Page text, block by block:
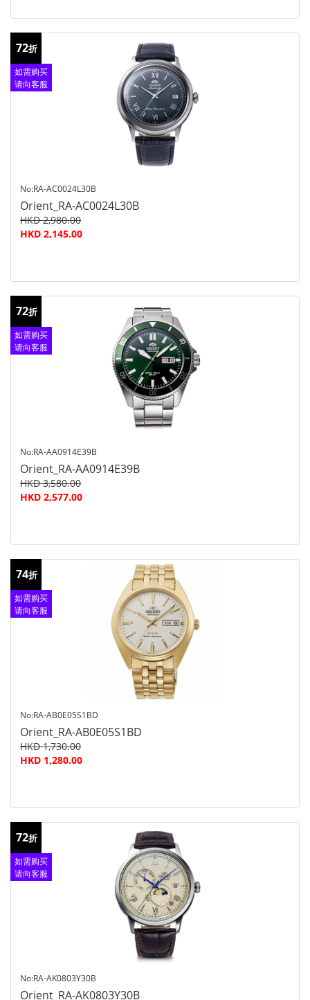
72折
如需购买
请向客服
No:RA-AC0024L30B
Orient_RA-AC0024L30B
HKD 2,980.00
HKD 2,145.00
72折
如需购买
请向客服
No:RA-AA0914E39B
Orient_RA-AA0914E39B
HKD 3,580.00
HKD 2,577.00
74折
如需购买
请向客服
No:RA-AB0E05S1BD
Orient_RA-AB0E05S1BD
HKD 1,730.00
HKD 1,280.00
72折
如需购买
请向客服
No:RA-AK0803Y30B
Orient_RA-AK0803Y30B